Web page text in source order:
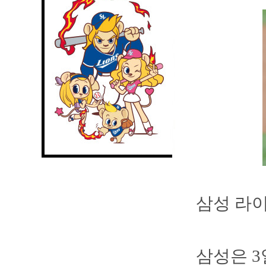
삼성 라
삼성은 3